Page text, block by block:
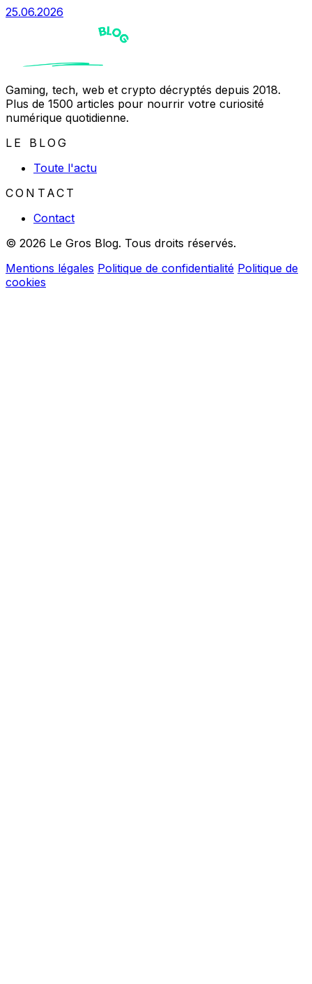
25.06.2026
Gaming, tech, web et crypto décryptés depuis 2018.
Plus de 1500 articles pour nourrir votre curiosité
numérique quotidienne.
LE BLOG
Toute l'actu
CONTACT
Contact
© 2026 Le Gros Blog. Tous droits réservés.
Mentions légales Politique de confidentialité Politique de
cookies